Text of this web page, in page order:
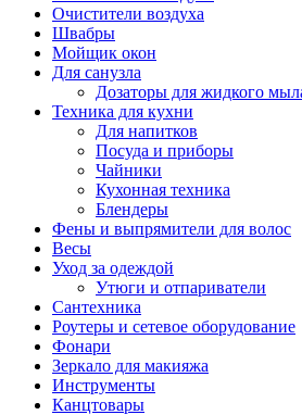
Очистители воздуха
Швабры
Мойщик окон
Для санузла
Дозаторы для жидкого
Техника для кухни
Для напитков
Посуда и приборы
Чайники
Кухонная техника
Блендеры
Фены и выпрямители для волос
Весы
Уход за одеждой
Утюги и отпариватели
Сантехника
Роутеры и сетевое оборудование
Фонари
Зеркало для макияжа
Инструменты
Канцтовары